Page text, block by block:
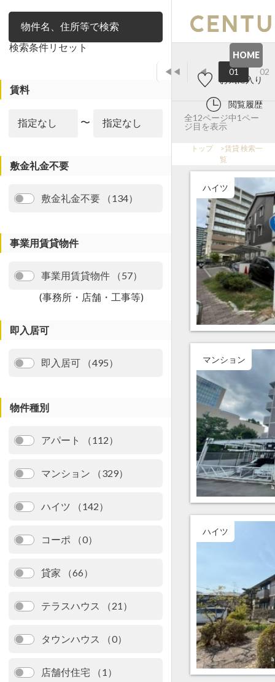
検索条件リセット
賃料
〜
敷金礼金不要
敷金礼金不要 （134）
事業用賃貸物件
事業用賃貸物件 （57）
(事務所・店舗・工事等)
即入居可
即入居可 （495）
物件種別
アパート （112）
マンション （329）
ハイツ （142）
コーポ （0）
貸家 （66）
テラスハウス （21）
タウンハウス （0）
店舗付住宅 （1）
HOME
お気に入り
閲覧履歴
◀◀ ◀ 01 02
全12ページ中1ペー
ジ目を表示
トップ >賃貸 検索一
覧
ハイツ
マンション
ハイツ